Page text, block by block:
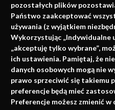
pozostałych plików
Państwo zaakceptować
używania (z wyjątkiem
Wykorzystując „Indywidualne
„akceptuję tylko wybrane”,
ich ustawienia. Pamiętaj, że
danych osobowych mogą nie
prawo sprzeciwić się takiemu
preferencje będą mieć
Preferencje możesz zmienić w
ul.
43-